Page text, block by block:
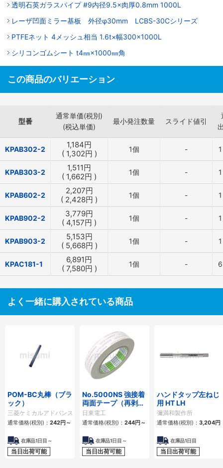
透明石英ガラスパイプ #9内径9.5×肉厚0.8mm 1000L
レーザ凹面ミラー基板 外径φ30mm LCBS-30Cシリーズ
PTFEネット 4メッシュ相当 1.6t×幅300×1000L
シリコンゴムシート t4㎜×1000㎜角
この商品のバリエーション
型番
通常単価(税別)
(税込単価)
最小発注数量 スライド値引
KPAB302-2 1,184円
( 1,302円 ) 1個 - 1
KPAB303-2 1,511円
( 1,662円 ) 1個 - 1
KPAB602-2 2,207円
( 2,428円 ) 1個 - 1
KPAB902-2 3,779円
( 4,157円 ) 1個 - 1
KPAB903-2 5,153円
( 5,668円 ) 1個 - 1
KPAC181-1 6,891円
( 7,580円 ) 1個 - 6
よく一緒に購入されている商品
POM-BC丸棒（ブラ
ック）
三菱ケミカルアドバンスドマテリアルズ(旧クオドラントポリペンコジャパン)
通常価格(税別)： 242円 ～
在庫品1日目～
当日出荷可能
No.5000NS 強接着
両面テープ（再剥離
タイプ）
日東電工
通常価格(税別)： 244円 ～
在庫品1日目～
当日出荷可能
ハンドタップ左ねじ
用 HT LH
彌満和製作所
通常価格(税別)： 3,204円
在庫品1日目
当日出荷可能